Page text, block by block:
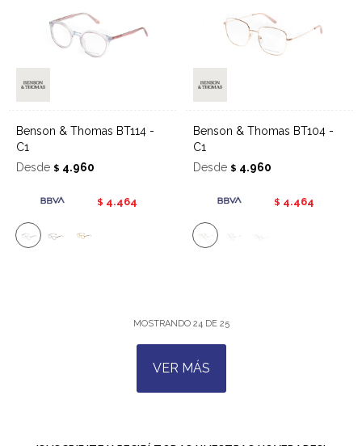
Benson & Thomas BT114 -
C1
Desde $ 4.960
$ 4.464
Benson & Thomas BT104 -
C1
Desde $ 4.960
$ 4.464
MOSTRANDO 24DE 25
VER MÁS